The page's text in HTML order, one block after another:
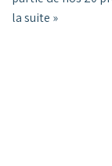
la suite »